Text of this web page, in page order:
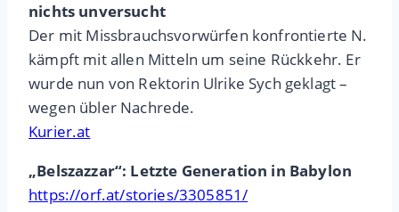
nichts unversucht
Der mit Missbrauchsvorwürfen konfrontierte N.
kämpft mit allen Mitteln um seine Rückkehr. Er
wurde nun von Rektorin Ulrike Sych geklagt –
wegen übler Nachrede.
Kurier.at
„Belszazzar“: Letzte Generation in Babylon
https://orf.at/stories/3305851/